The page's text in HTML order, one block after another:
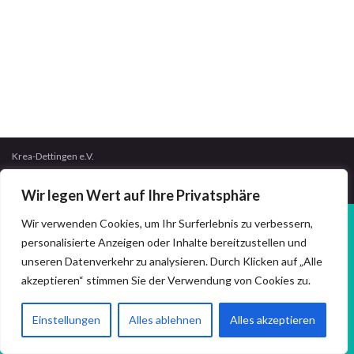
Wir legen Wert auf Ihre Privatsphäre
Wir verwenden Cookies, um Ihr Surferlebnis zu verbessern,
personalisierte Anzeigen oder Inhalte bereitzustellen und
unseren Datenverkehr zu analysieren. Durch Klicken auf „Alle
akzeptieren“ stimmen Sie der Verwendung von Cookies zu.
Einstellungen Alles ablehnen Alles akzeptieren
Krea-Dettingen e.V.